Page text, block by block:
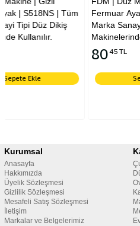
Fermuar Ayak | S518 | Tüm
Marka Sanayi Tipi Düz Dikiş
Makinelerinde Kullanılır.
Sepete Ekle
Kurumsal
Anasayfa
Hakkımızda
Üyelik Sözleşmesi
Gizlilik Sözleşmesi
Mesafeli Satış Sözleşmesi
İletişim
Markalar ve Belgelerimiz